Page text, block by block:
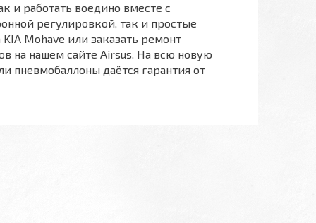
и работать воедино вместе с
регулировкой, так и простые
Mohave или заказать ремонт
на нашем сайте Airsus. На всю новую
пневмобаллоны даётся гарантия от